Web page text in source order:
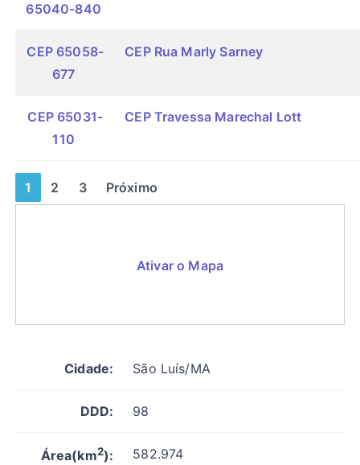
65040-840
CEP 65058-
677
CEP Rua Marly Sarney
CEP 65031-
110
CEP Travessa Marechal Lott
1 2 3 Próximo
Ativar o Mapa
Cidade: São Luís/MA
DDD: 98
Área(km2): 582.974